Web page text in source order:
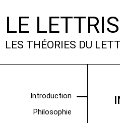
LE
LES THÉORIES DU
Introduction
Philosophie